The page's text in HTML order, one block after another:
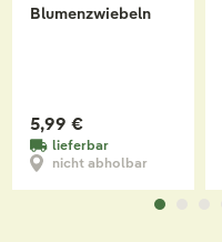
Blumenzwiebeln
5,99 €
lieferbar
nicht abholbar